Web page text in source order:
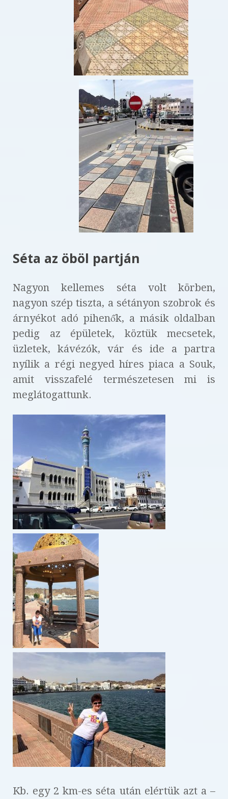
Séta az öböl partján
Nagyon kellemes séta volt körben,
nagyon szép tiszta, a sétányon szobrok és
árnyékot adó pihenők, a másik oldalban
pedig az épületek, köztük mecsetek,
üzletek, kávézók, vár és ide a partra
nyílik a régi negyed híres piaca a Souk,
amit visszafelé természetesen mi is
meglátogattunk.
Kb. egy 2 km-es séta után elértük azt a –